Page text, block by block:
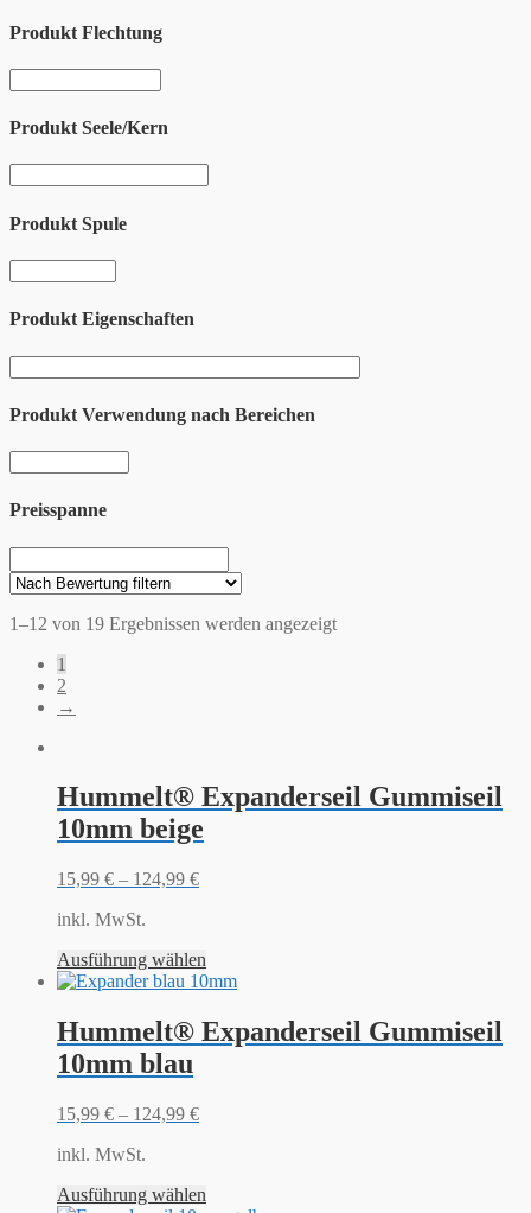
Produkt Flechtung
Produkt Seele/Kern
Produkt Spule
Produkt Eigenschaften
Produkt Verwendung nach Bereichen
Preisspanne
1–12 von 19 Ergebnissen werden angezeigt
1
2
→
Hummelt® Expanderseil Gummiseil
10mm beige
15,99 € – 124,99 €
inkl. MwSt.
Ausführung wählen
Hummelt® Expanderseil Gummiseil
10mm blau
15,99 € – 124,99 €
inkl. MwSt.
Ausführung wählen